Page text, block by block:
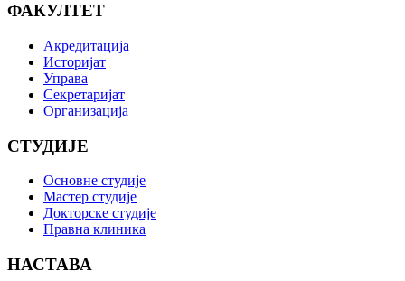
ФАКУЛТЕТ
Акредитација
Историјат
Управа
Секретаријат
Организација
СТУДИЈЕ
Основне студије
Мастер студије
Докторске студије
Правна клиника
НАСТАВА